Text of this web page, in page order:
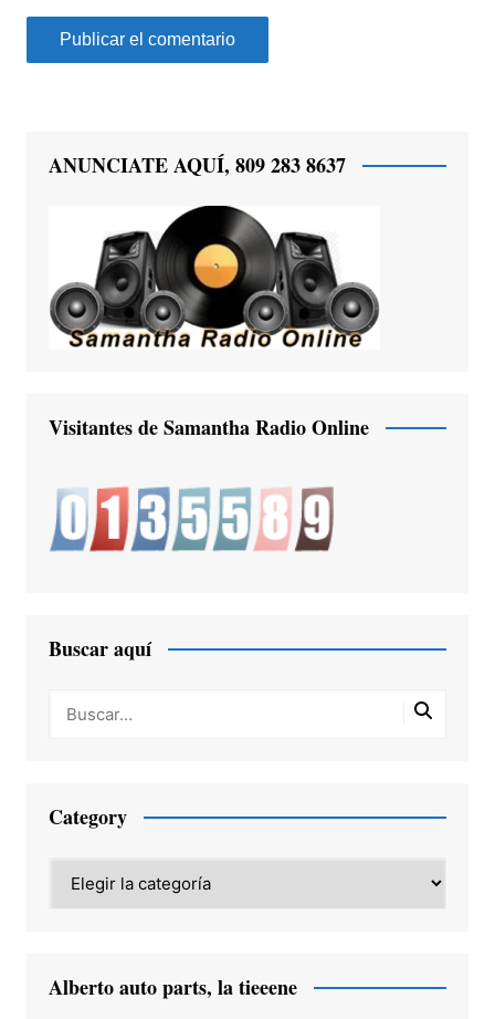
ANUNCIATE AQUÍ, 809 283 8637
Visitantes de Samantha Radio Online
Buscar aquí
Category
Alberto auto parts, la tieeene